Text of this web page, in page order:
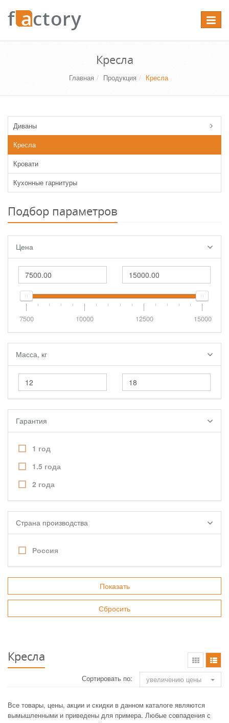
Кресла
Главная Продукция Кресла
Диваны
Кресла
Кровати
Кухонные гарнитуры
Подбор параметров
Цена
7500 10000 12500 15000
Масса, кг
Гарантия
1 год
1.5 года
2 года
Страна производства
Россия
Кресла
Сортировать по: увеличению цены
Все товары, цены, акции и скидки в данном каталоге являются
вымышленными и приведены для примера. Любые совпадения с